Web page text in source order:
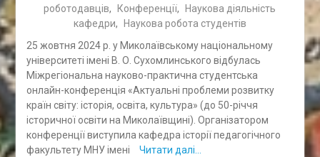
роботодавців, Конференції,
Наукова діяльність
кафедри,
Наукова робота студентів
25 жовтня 2024 р. у Миколаївському національному
університеті імені В. О. Сухомлинського відбулась
Міжрегіональна науково-практична студентська
онлайн-конференція «Актуальні проблеми розвитку
країн світу: історія, освіта, культура» (до 50-річчя
історичної освіти на Миколаївщині). Організатором
конференції виступила кафедра історії педагогічного
факультету МНУ імені
Читати далі…